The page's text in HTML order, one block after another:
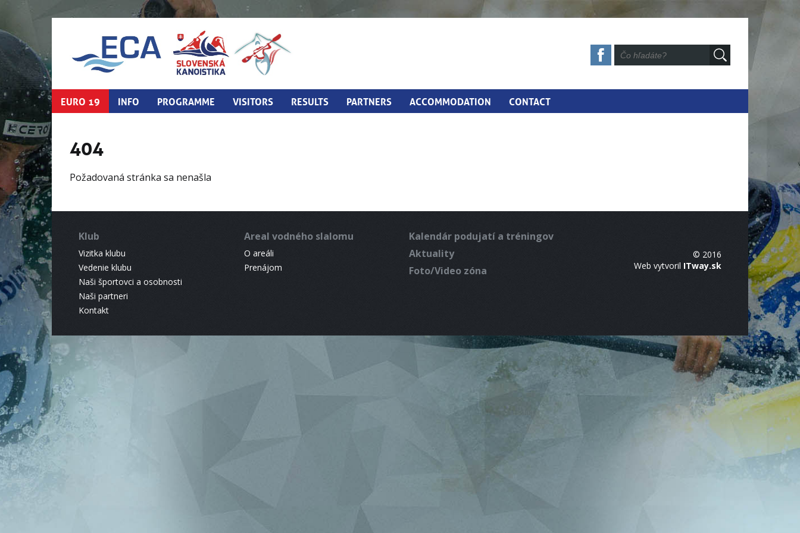
EURO 19 INFO PROGRAMME VISITORS RESULTS PARTNERS ACCOMMODATION CONTACT
404
Požadovaná stránka sa nenašla
Klub
Vizitka klubu
Vedenie klubu
Naši športovci a osobnosti
Naši partneri
Kontakt
Areal vodného slalomu
O areáli
Prenájom
Kalendár podujatí a tréningov
Aktuality
Foto/Video zóna
© 2016
Web vytvoril ITway.sk